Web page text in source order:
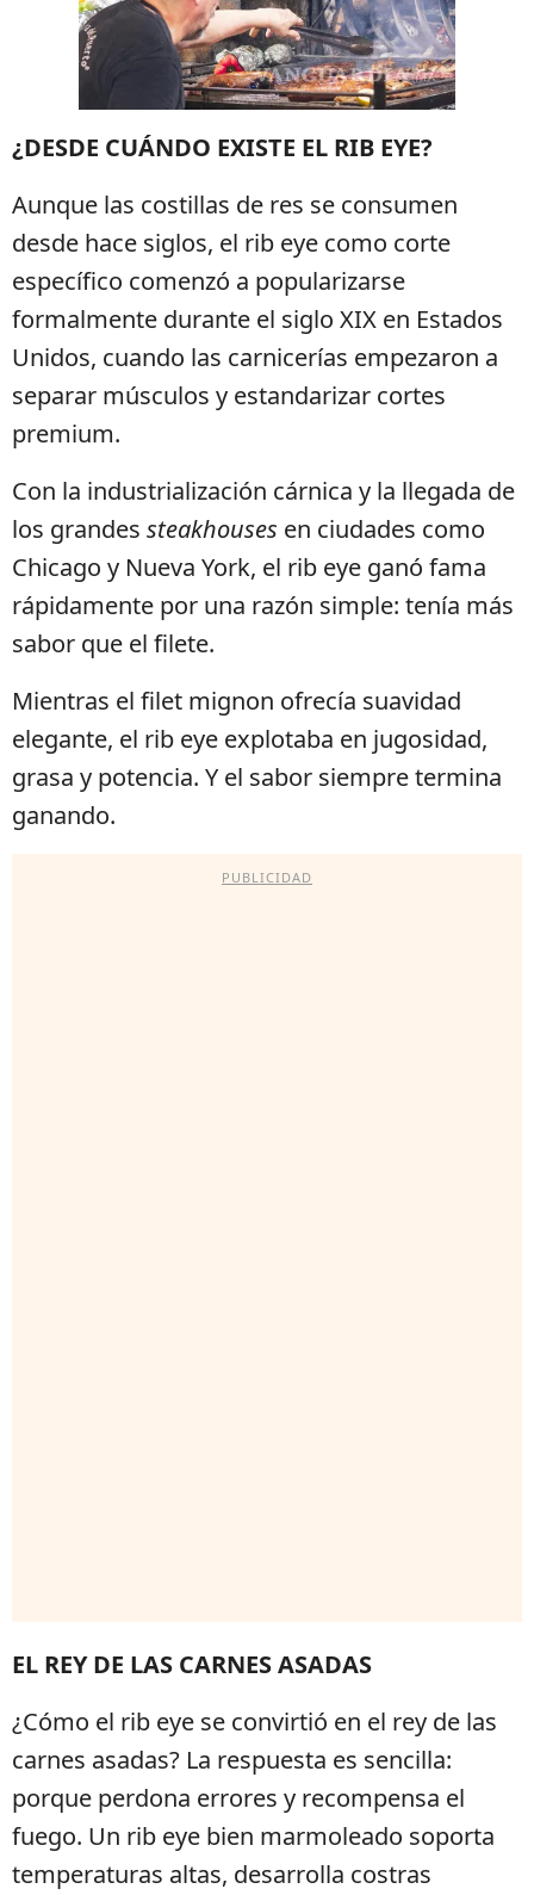
¿DESDE CUÁNDO EXISTE EL RIB EYE?
Aunque las costillas de res se consumen
desde hace siglos, el rib eye como corte
específico comenzó a popularizarse
formalmente durante el siglo XIX en Estados
Unidos, cuando las carnicerías empezaron a
separar músculos y estandarizar cortes
premium.
Con la industrialización cárnica y la llegada de
los grandes steakhouses en ciudades como
Chicago y Nueva York, el rib eye ganó fama
rápidamente por una razón simple: tenía más
sabor que el filete.
Mientras el filet mignon ofrecía suavidad
elegante, el rib eye explotaba en jugosidad,
grasa y potencia. Y el sabor siempre termina
ganando.
PUBLICIDAD
EL REY DE LAS CARNES ASADAS
¿Cómo el rib eye se convirtió en el rey de las
carnes asadas? La respuesta es sencilla:
porque perdona errores y recompensa el
fuego. Un rib eye bien marmoleado soporta
temperaturas altas, desarrolla costras